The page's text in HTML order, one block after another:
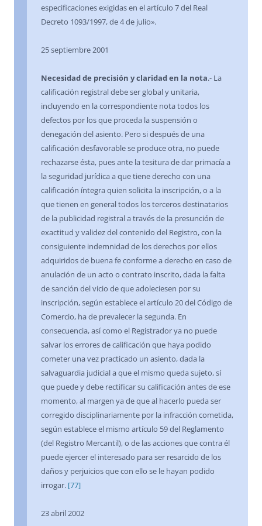
especificaciones exigidas en el artículo 7 del Real
Decreto 1093/1997, de 4 de julio».
25 septiembre 2001
Necesidad de precisión y claridad en la nota.- La
calificación registral debe ser global y unitaria,
incluyendo en la correspondiente nota todos los
defectos por los que proceda la suspensión o
denegación del asiento. Pero si después de una
calificación desfavorable se produce otra, no puede
rechazarse ésta, pues ante la tesitura de dar primacía a
la seguridad jurídica a que tiene derecho con una
calificación íntegra quien solicita la inscripción, o a la
que tienen en general todos los terceros destinatarios
de la publicidad registral a través de la presunción de
exactitud y validez del contenido del Registro, con la
consiguiente indemnidad de los derechos por ellos
adquiridos de buena fe conforme a derecho en caso de
anulación de un acto o contrato inscrito, dada la falta
de sanción del vicio de que adoleciesen por su
inscripción, según establece el artículo 20 del Código de
Comercio, ha de prevalecer la segunda. En
consecuencia, así como el Registrador ya no puede
salvar los errores de calificación que haya podido
cometer una vez practicado un asiento, dada la
salvaguardia judicial a que el mismo queda sujeto, sí
que puede y debe rectificar su calificación antes de ese
momento, al margen ya de que al hacerlo pueda ser
corregido disciplinariamente por la infracción cometida,
según establece el mismo artículo 59 del Reglamento
(del Registro Mercantil), o de las acciones que contra él
puede ejercer el interesado para ser resarcido de los
daños y perjuicios que con ello se le hayan podido
irrogar. [77]
23 abril 2002